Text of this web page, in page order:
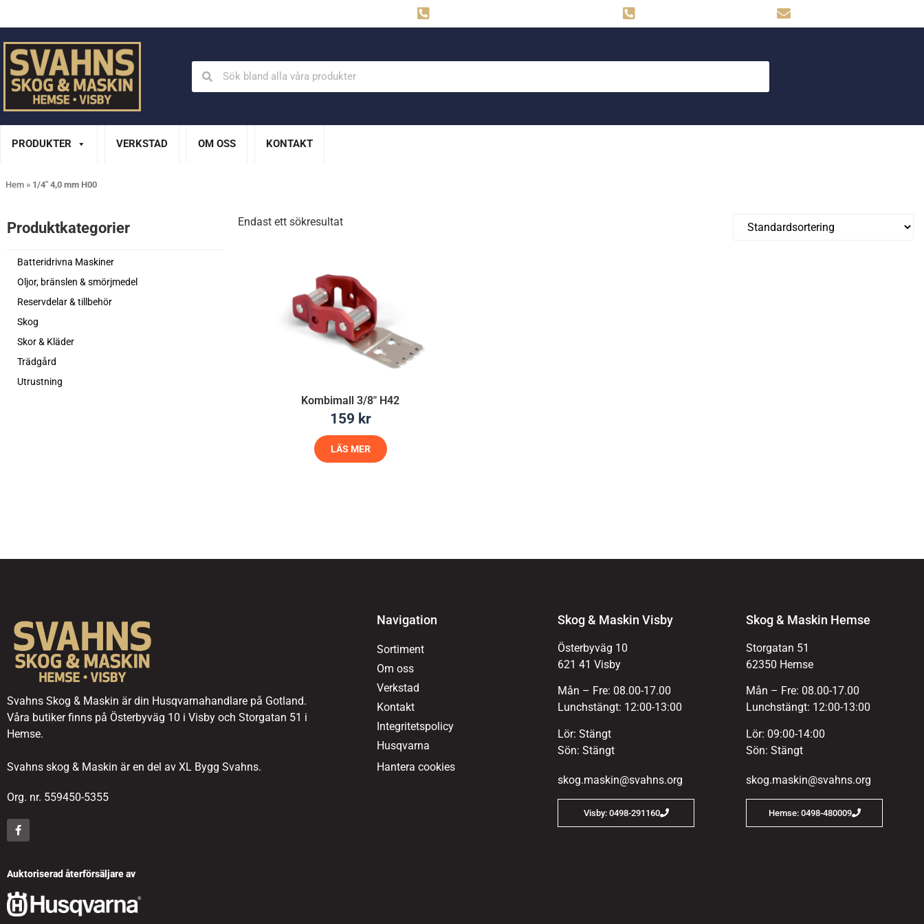
PRODUKTER VERKSTAD OM OSS KONTAKT
Hem » 1/4" 4,0 mm H00
Produktkategorier​
Batteridrivna Maskiner
Oljor, bränslen & smörjmedel
Reservdelar & tillbehör
Skog
Skor & Kläder
Trädgård
Utrustning
Endast ett sökresultat
Kombimall 3/8″ H42
159 kr
LÄS MER
Svahns Skog & Maskin är din Husqvarnahandlare på Gotland.
Våra butiker finns på Österbyväg 10 i Visby och Storgatan 51 i
Hemse.
Svahns skog & Maskin är en del av XL Bygg Svahns.
Org. nr. 559450-5355
Auktoriserad återförsäljare av
Navigation
Sortiment
Om oss
Verkstad
Kontakt
Integritetspolicy
Husqvarna
Hantera cookies
Skog & Maskin Visby
Österbyväg 10
621 41 Visby
Mån – Fre: 08.00-17.00
Lunchstängt: 12:00-13:00
Lör: Stängt
Sön: Stängt
skog.maskin@svahns.org
Visby: 0498-291160
Skog & Maskin Hemse
Storgatan 51
62350 Hemse
Mån – Fre: 08.00-17.00
Lunchstängt: 12:00-13:00
Lör: 09:00-14:00
Sön: Stängt
skog.maskin@svahns.org
Hemse: 0498-480009